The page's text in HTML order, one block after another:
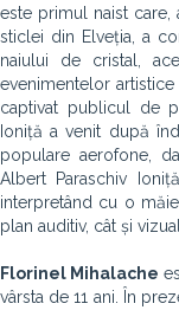
este primul naist care,
sticlei din Elveția, a
naiului de cristal,
evenimentelor
captivat publicul de
Ioniță a venit după
populare aerofone,
Albert Paraschiv
interpretând cu o
plan auditiv, cât și vizual.
Florinel Mihalache
vârsta de 11 ani. În